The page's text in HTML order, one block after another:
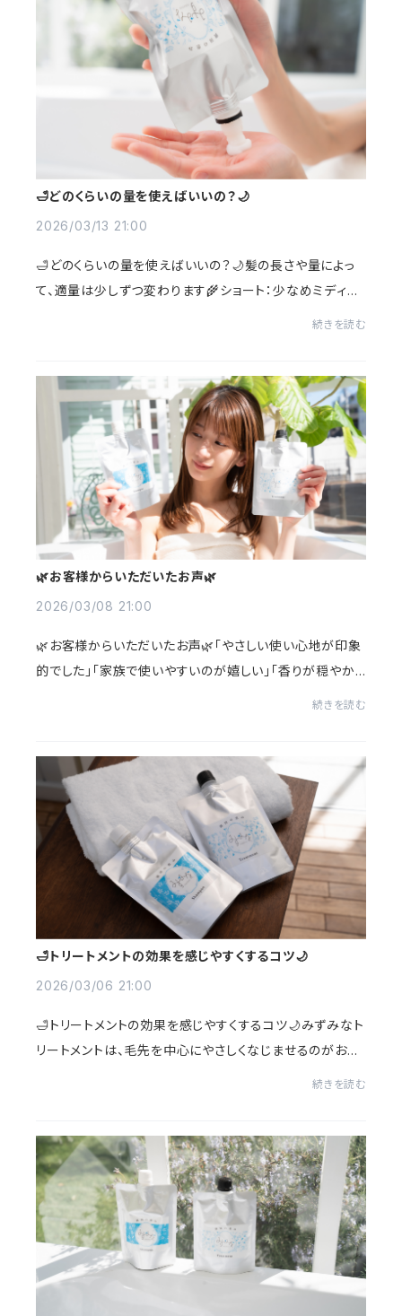
🛁どのくらいの量を使えばいいの？🌙
2026/03/13 21:00
🛁どのくらいの量を使えばいいの？🌙髪の長さや量によっ
て、適量は少しずつ変わります🌾ショート：少なめミディア
続きを読む
🌿お客様からいただいたお声🌿
2026/03/08 21:00
🌿お客様からいただいたお声🌿「やさしい使い心地が印象
的でした」「家族で使いやすいのが嬉しい」「香りが穏やか
続きを読む
🛁トリートメントの効果を感じやすくするコツ🌙
2026/03/06 21:00
🛁トリートメントの効果を感じやすくするコツ🌙みずみなト
リートメントは、毛先を中心にやさしくなじませるのがおす
続きを読む